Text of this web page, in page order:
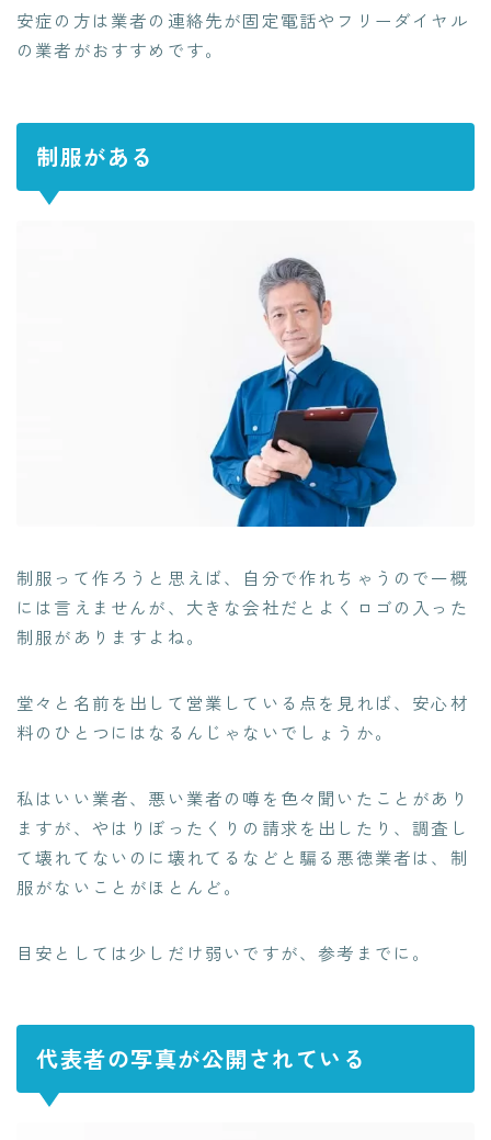
安症の方は業者の連絡先が固定電話やフリーダイヤル
の業者がおすすめです。
制服がある
制服って作ろうと思えば、自分で作れちゃうので一概
には言えませんが、大きな会社だとよくロゴの入った
制服がありますよね。
堂々と名前を出して営業している点を見れば、安心材
料のひとつにはなるんじゃないでしょうか。
私はいい業者、悪い業者の噂を色々聞いたことがあり
ますが、やはり ぼったくりの請求を出したり、調査し
て壊れてないのに壊れてるなどと騙る悪徳業者は、制
服がないことがほとんど。
目安としては少しだけ弱いですが、参考までに。
代表者の写真が公開されている